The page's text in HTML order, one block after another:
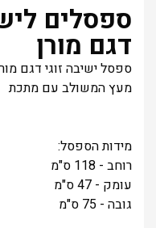
ספסלים
דגם מורן
ספסל ישיבה זוגי דגם
מעץ המשולב עם מתכת
מידות הספסל:
רוחב - 118 ס"מ
עומק - 47 ס"מ
גובה - 75 ס"מ